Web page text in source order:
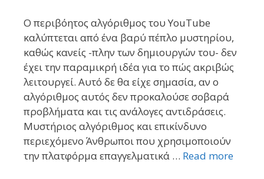
Ο περιβόητος αλγόριθμος του YouTube
καλύπτεται από ένα βαρύ πέπλο μυστηρίου,
καθώς κανείς -πλην των δημιουργών του- δεν
έχει την παραμικρή ιδέα για το πώς ακριβώς
λειτουργεί. Αυτό δε θα είχε σημασία, αν ο
αλγόριθμος αυτός δεν προκαλούσε σοβαρά
προβλήματα και τις ανάλογες αντιδράσεις.
Μυστήριος αλγόριθμος και επικίνδυνο
περιεχόμενο Άνθρωποι που χρησιμοποιούν
την πλατφόρμα επαγγελματικά … Read more